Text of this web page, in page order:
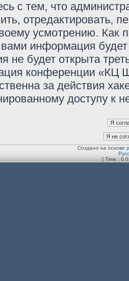
с тем, что
отредактировать,
усмотрению. Как
информация
не будет открыта
конференции «КЦ
за действия
доступу к
Создано на основе
[ Time :